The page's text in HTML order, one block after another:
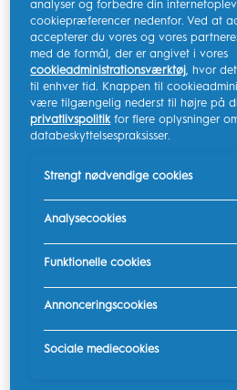
med facader er generelt
påsat som del af en
omfatterbehandling af
Tandfacader er pletresistente
komposit- eller
forside. De kan skabe et
misformede eller flækkede.
Hvor meget koster
Prisen for tandfacader varierer
Kompositfacader.
Også
og disse belægninger
enkelt tandlægebesøg og
analyser og forbedre din
cookiepræferencer nedenfor. Ved at
accepterer du vores og vores
med de formål, der er angivet i vores
cookieadministrationsværktøj , hvor
til enhver tid. Knappen til
være tilgængelig nederst til højre på
privatlivspolitik for flere oplysninger
databeskyttelsespraksisser.
Strengt nødvendige cookies
Analysecookies
Funktionelle cookies
Annonceringscookies
Sociale mediecookies